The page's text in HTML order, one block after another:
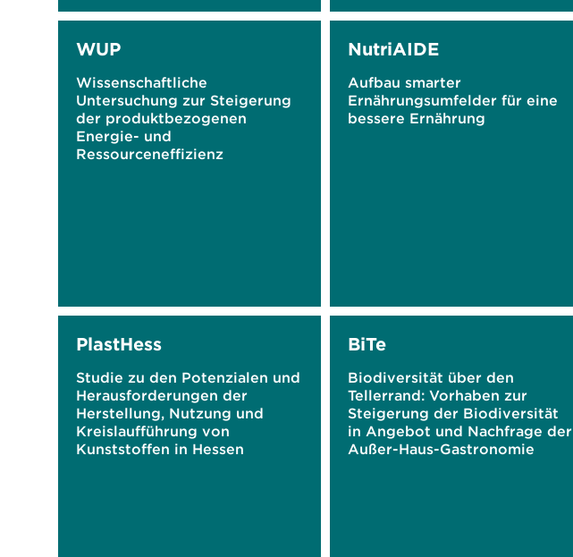
WUP
Wissenschaftliche
Untersuchung zur Steigerung
der produktbezogenen
Energie- und
Ressourceneffizienz
NutriAIDE
Aufbau smarter
Ernährungsumfelder für eine
bessere Ernährung
PlastHess
Studie zu den Potenzialen und
Herausforderungen der
Herstellung, Nutzung und
Kreislaufführung von
Kunststoffen in Hessen
BiTe
Biodiversität über den
Tellerrand: Vorhaben zur
Steigerung der Biodiversität
in Angebot und Nachfrage der
Außer-Haus-Gastronomie